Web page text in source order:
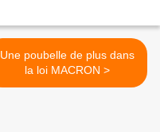
Une poubelle de plus dans
la loi MACRON >